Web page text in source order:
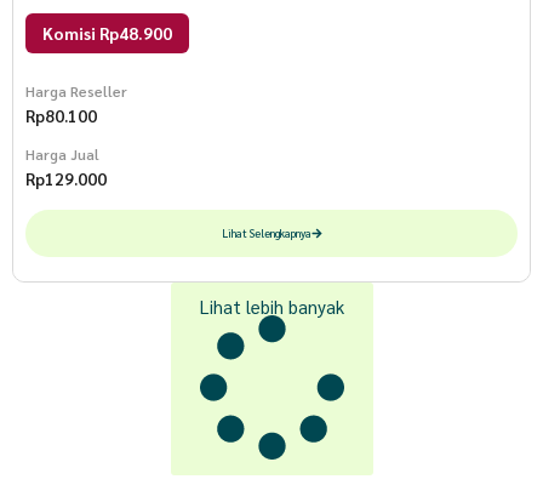
Komisi Rp48.900
Harga Reseller
Rp80.100
Harga Jual
Rp129.000
Lihat Selengkapnya
Lihat lebih banyak